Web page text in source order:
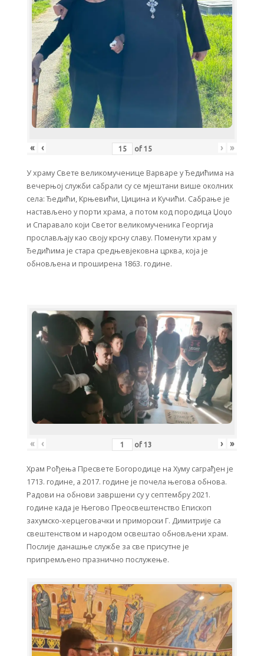
« ‹ of 15 › »
У храму Свете великомученице Варваре у Ђедићима на
вечерњој служби сабрали су се мјештани више околних
села: Ђедићи, Крњевићи, Цицина и Кучићи. Сабрање је
настављено у порти храма, а потом код породица Џоџо
и Спаравало који Светог великомученика Георгија
прослављају као своју крсну славу. Поменути храм у
Ђедићима је стара средњевјековна црква, која је
обновљена и проширена 1863. године.
« ‹ of 13 › »
Храм Рођења Пресвете Богородице на Хуму саграђен је
1713. године, а 2017. године је почела његова обнова.
Радови на обнови завршени су у септембру 2021.
године када је Његово Преосвештенство Епископ
захумско-херцеговачки и приморски Г. Димитрије са
свештенством и народом освештао обновљени храм.
Послије данашње службе за све присутне је
припремљено празнично послужење.